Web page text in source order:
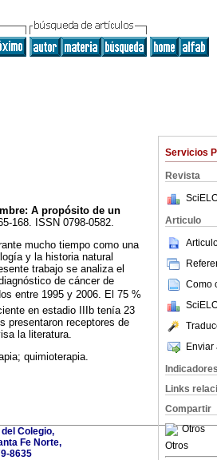
Servicios
Revista
Articulo
Como
Enviar
Indicadores
Links
Compartir
Otros
Otros
: A propósito de un
168. ISSN 0798-0582.
mucho tiempo como una
y la historia natural
trabajo se analiza el
de cáncer de
entre 1995 y 2006. El 75 %
en estadio IIIb tenía 23
presentaron receptores de
la literatura.
quimioterapia.
Colegio,
Fe Norte,
8635